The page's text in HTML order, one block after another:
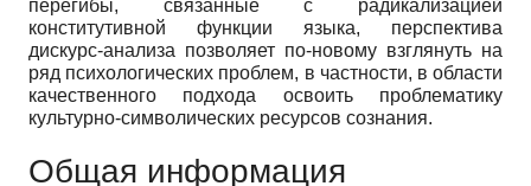
перегибы, связанные с радикализацией
конститутивной функции языка, перспектива
дискурс-анализа позволяет по-новому взглянуть на
ряд психологических проблем, в частности, в области
качественного подхода освоить проблематику
культурно-символических ресурсов сознания.
Общая информация